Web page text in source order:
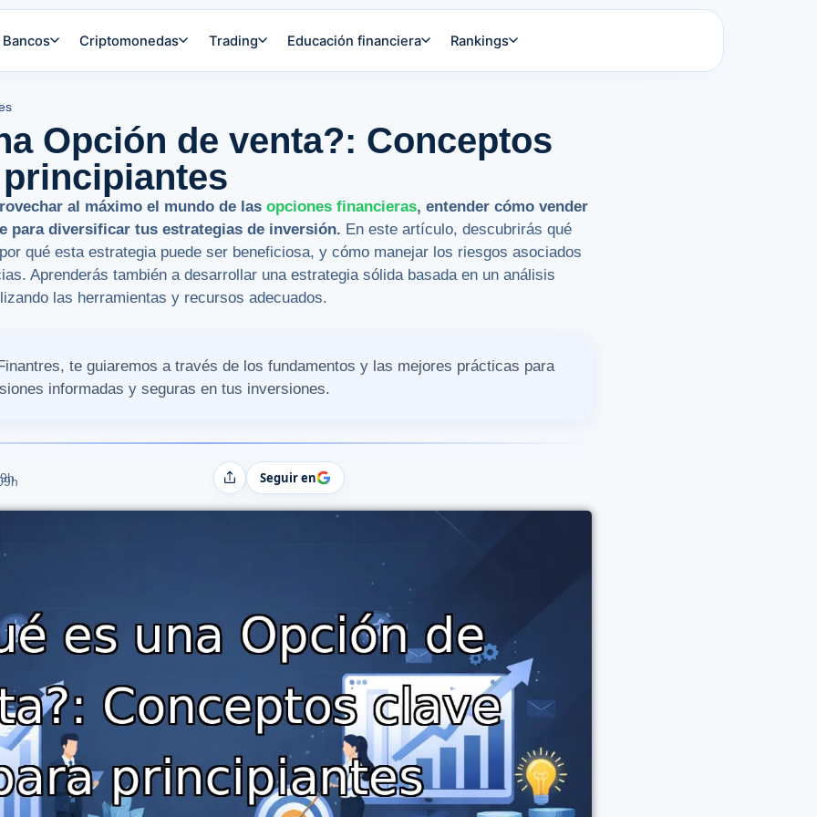
Bancos Criptomonedas Trading Educación financiera Rankings
Opción de venta?: Conceptos
al máximo el mundo de las opciones financieras, entender cómo vender
para diversificar tus estrategias de inversión. En este artículo, descubrirás qué
qué esta estrategia puede ser beneficiosa, y cómo manejar los riesgos asociados
Aprenderás también a desarrollar una estrategia sólida basada en un análisis
las herramientas y recursos adecuados.
te guiaremos a través de los fundamentos y las mejores prácticas para
informadas y seguras en tus inversiones.
CompartirSeguir en